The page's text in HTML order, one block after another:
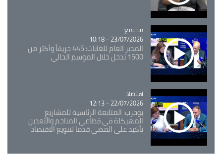
Catégorie
مجتمع
23/07/2026 - 10:18
المدير العام للغابات: 445 حريقاً وأكثر من
1500 تدخل خلال الموسم الحالي
Catégorie
اقتصاد
22/07/2026 - 12:13
بوحرب: المتابعة الرئاسية للمشاريع
المهيكلة في قطاعي المناجم والتعدين
تأكيد على المضي قدما لتنويع الاقتصاد